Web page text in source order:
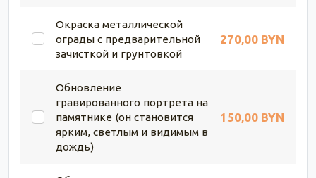
Окраска металлической
ограды с предварительной
зачисткой и грунтовкой
270,00 BYN
Обновление
гравированного портрета на
памятнике (он становится
ярким, светлым и видимым в
дождь)
150,00 BYN